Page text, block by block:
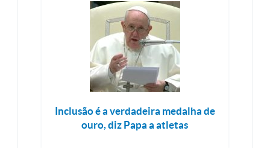
Inclusão é a verdadeira medalha de
ouro, diz Papa a atletas